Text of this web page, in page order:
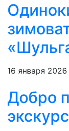
16 января 2026
Добро